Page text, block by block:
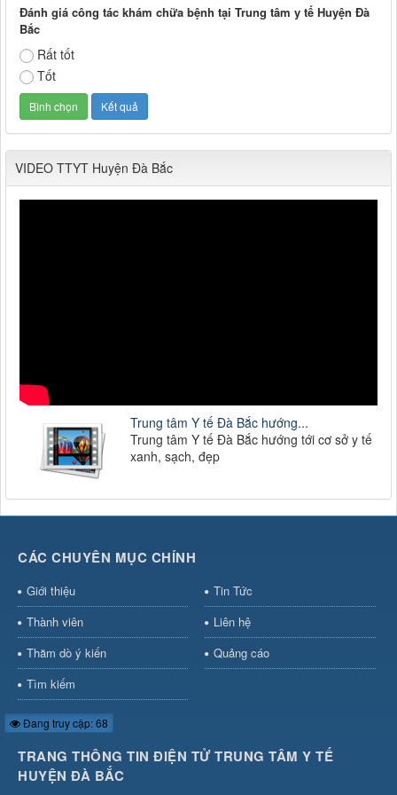
Đánh giá công tác khám chữa bệnh tại Trung tâm y tế Huyện Đà
Bắc
Rất tốt
Tốt
VIDEO TTYT Huyện Đà Bắc
Trung tâm Y tế Đà Bắc hướng...
Trung tâm Y tế Đà Bắc hướng tới cơ sở y tế
xanh, sạch, đẹp
CÁC CHUYÊN MỤC CHÍNH
Giới thiệu
Tin Tức
Thành viên
Liên hệ
Thăm dò ý kiến
Quảng cáo
Tìm kiếm
Đang truy cập: 68
TRANG THÔNG TIN ĐIỆN TỬ TRUNG TÂM Y TẾ
HUYỆN ĐÀ BẮC